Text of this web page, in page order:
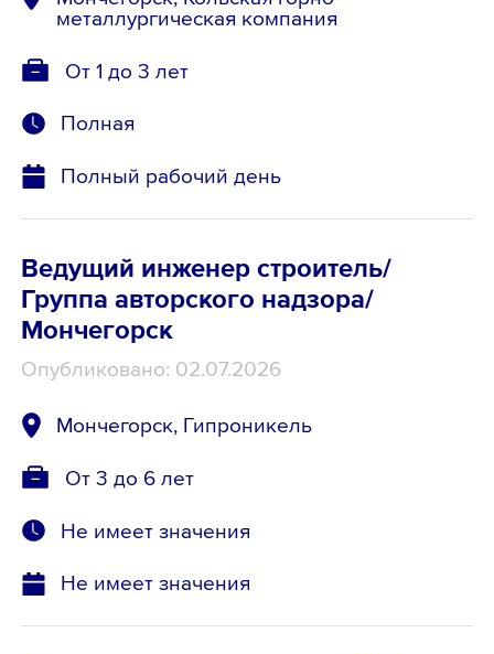
металлургическая компания
От 1 до 3 лет
Полная
Полный рабочий день
Ведущий инженер строитель/
Группа авторского надзора/
Мончегорск
Опубликовано: 02.07.2026
Мончегорск, Гипроникель
От 3 до 6 лет
Не имеет значения
Не имеет значения